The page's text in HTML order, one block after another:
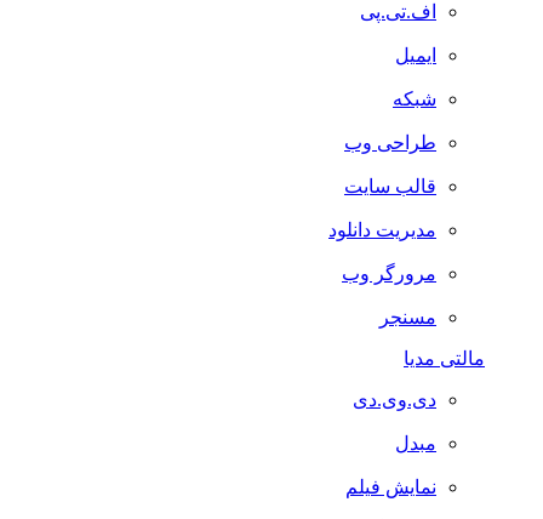
اف.تی.پی
ایمیل
شبکه
طراحی وب
قالب سایت
مدیریت دانلود
مرورگر وب
مسنجر
مالتی مدیا
دی.وی.دی
مبدل
نمایش فیلم